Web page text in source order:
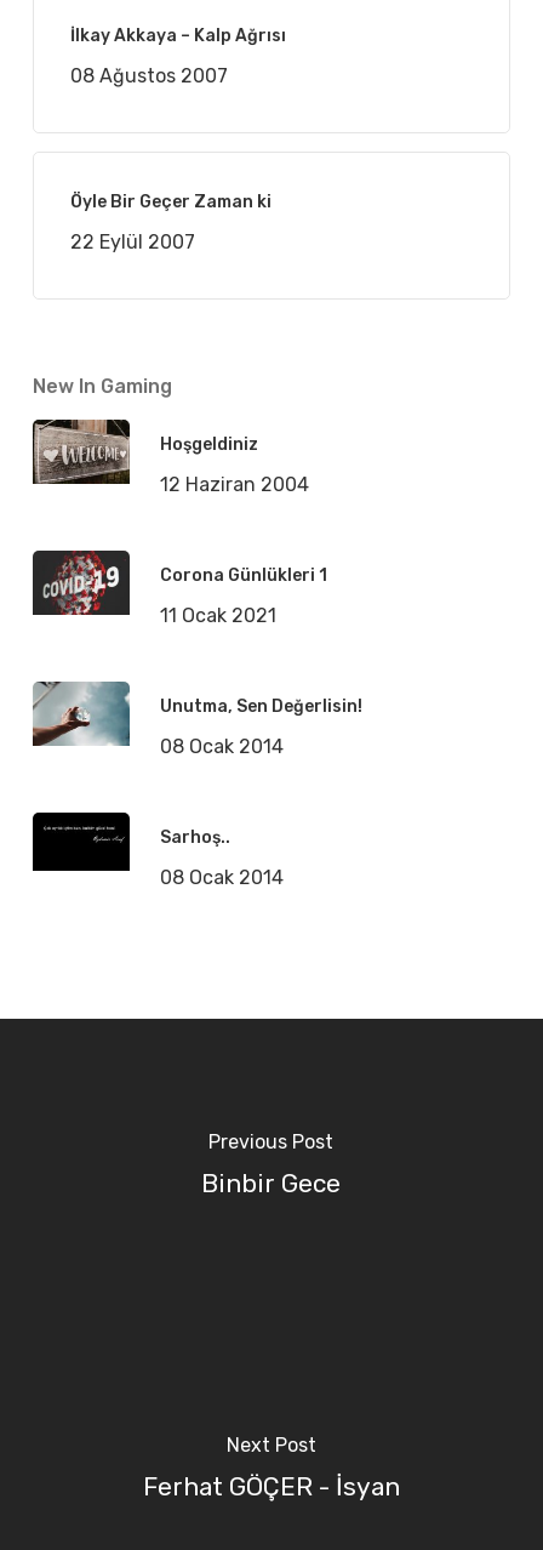
İlkay Akkaya – Kalp Ağrısı
08 Ağustos 2007
Öyle Bir Geçer Zaman ki
22 Eylül 2007
New In Gaming
Hoşgeldiniz
12 Haziran 2004
Corona Günlükleri 1
11 Ocak 2021
Unutma, Sen Değerlisin!
08 Ocak 2014
Sarhoş..
08 Ocak 2014
Previous Post
Binbir Gece
Next Post
Ferhat GÖÇER - İsyan